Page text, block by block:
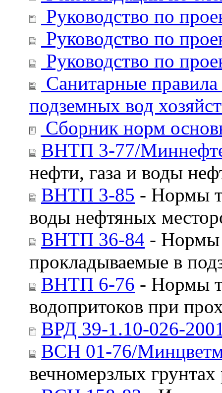
Руководство по
Руководство по
Руководство по
Санитарные правила
подземных вод
Сборник норм
ВНТП 3-77/
нефти, газа и воды
ВНТП 3-85 - Нормы
воды нефтяных
ВНТП 36-84 - Нормы
прокладываемые в
ВНТП 6-76 - Нормы
водопритоков при
ВРД 39-1.10-026-
ВСН 01-76/
вечномерзлых